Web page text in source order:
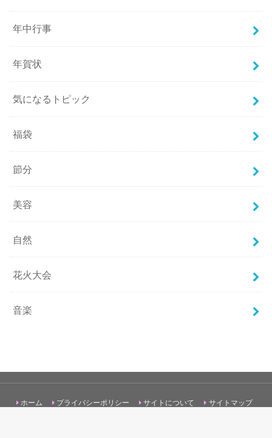
年中行事
年賀状
気になるトピック
福袋
節分
美容
自然
花火大会
音楽
ホーム プライバシーポリシー サイトについて
サイトマップ